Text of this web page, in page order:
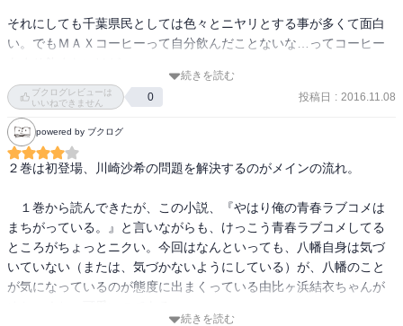
それにしても千葉県民としては色々とニヤリとする事が多くて面白
い。でもＭＡＸコーヒーって自分飲んだことないな…ってコーヒー
県内有数の進学校という割には由比ヶ浜さんのオツムの残念さはど
うなんだろう。あの子は理数系が強いとかそう言うオチなんだろう
か？
続きを読む
ブクログレビューは
いいねできません
0 投稿日 : 2016.11.08
powered by ブクログ
２巻は初登場、川崎沙希の問題を解決するのがメインの流れ。
１巻から読んできたが、この小説、『やはり俺の青春ラブコメは
まちがっている。』と言いながらも、けっこう青春ラブコメしてる
ところがちょっとニクい。今回はなんといっても、八幡自身は気づ
いていない（または、気づかないようにしている）が、八幡のこと
が気になっているのが態度に出まくっている由比ヶ浜結衣ちゃんが
続きを読む